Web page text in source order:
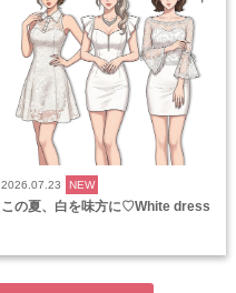
2026.07.23 NEW
この夏、白を味方に♡White dress